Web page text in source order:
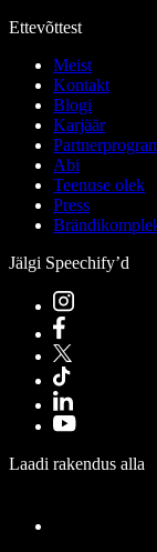
Ettevõttest
Meist
Kontakt
Blogi
Karjäär
Abi
Teenuse olek
Press
Jälgi Speechify’d
Laadi rakendus alla